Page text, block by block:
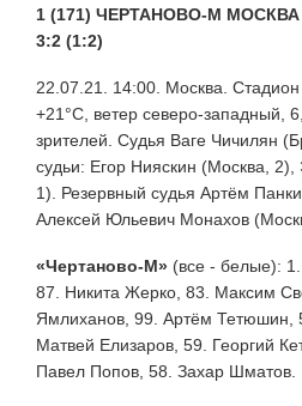
1 (171) ЧЕРТАНОВО-М
3:2 (1:2)
22.07.21. 14:00. Москва.
+21°С, ветер северо-западный,
зрителей. Судья Ваге Чичилян
судьи: Егор Нияскин (Москва, 2),
1). Резервный судья Артём
Алексей Юльевич Монахов
«Чертаново-М» (все - белые):
87. Никита Жерко, 83. Максим
Ямлиханов, 99. Артём Тетюшин,
Матвей Елизаров, 59. Георгий
Павел Попов, 58. Захар Шматов.